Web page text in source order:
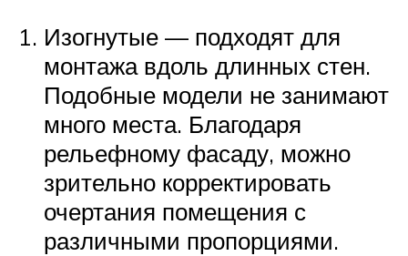
Изогнутые — подходят для
монтажа вдоль длинных стен.
Подобные модели не занимают
много места. Благодаря
рельефному фасаду, можно
зрительно корректировать
очертания помещения с
различными пропорциями.